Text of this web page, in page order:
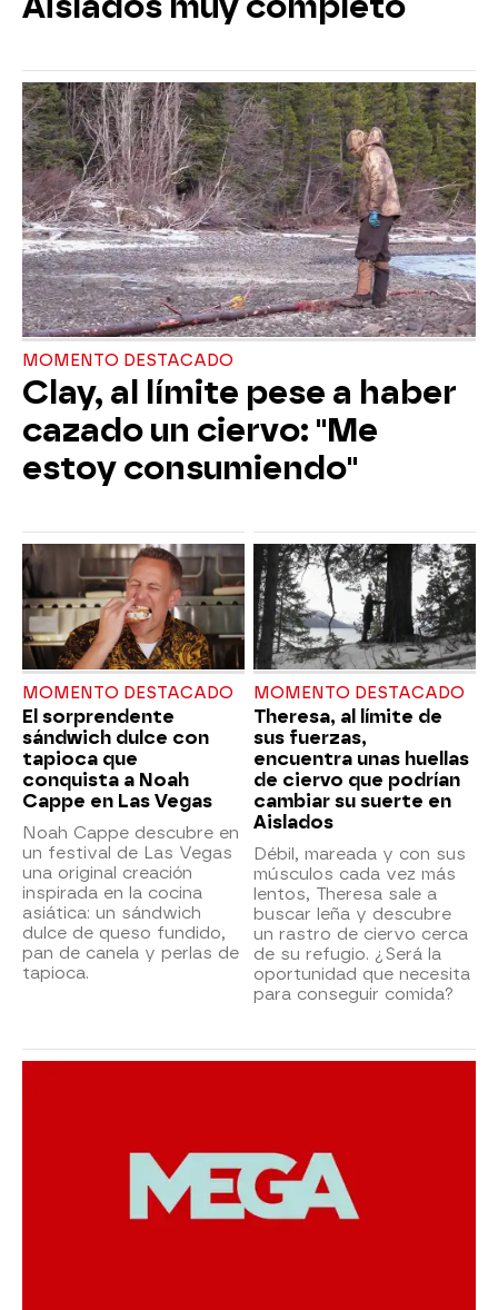
MOMENTO DESTACADO
Clay, al límite pese a haber
cazado un ciervo: "Me
estoy consumiendo"
MOMENTO DESTACADO
El sorprendente
sándwich dulce con
tapioca que
conquista a Noah
Cappe en Las Vegas
Noah Cappe descubre en
un festival de Las Vegas
una original creación
inspirada en la cocina
asiática: un sándwich
dulce de queso fundido,
pan de canela y perlas de
tapioca.
MOMENTO DESTACADO
Theresa, al límite de
sus fuerzas,
encuentra unas huellas
de ciervo que podrían
cambiar su suerte en
Aislados
Débil, mareada y con sus
músculos cada vez más
lentos, Theresa sale a
buscar leña y descubre
un rastro de ciervo cerca
de su refugio. ¿Será la
oportunidad que necesita
para conseguir comida?